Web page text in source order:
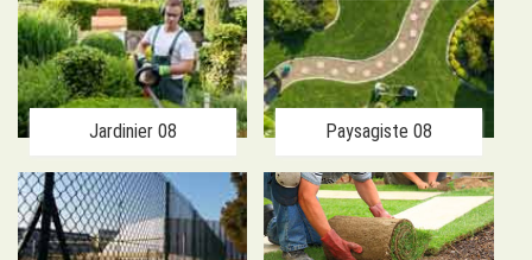
Jardinier 08 Paysagiste 08